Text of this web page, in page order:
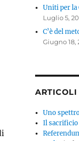
Uniti per la
Luglio 5,
C’è del
Giugno 18,
Uno
Il sacrificio